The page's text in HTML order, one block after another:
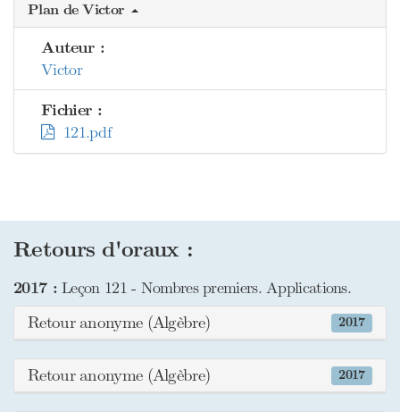
Plan de Victor
Auteur :
Victor
Fichier :
121.pdf
Retours d'oraux :
2017 :Leçon 121 - Nombres premiers. Applications.
2017
Retour anonyme (Algèbre)
2017
Retour anonyme (Algèbre)